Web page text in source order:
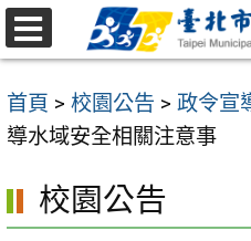
跳
至
要
內
區
首頁 > 校園公告 > 政令宣
導水域安全相關注意事
校園公告
選
單